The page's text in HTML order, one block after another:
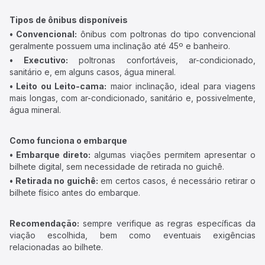
Tipos de ônibus disponíveis
• Convencional: ônibus com poltronas do tipo convencional
geralmente possuem uma inclinação até 45º e banheiro.
• Executivo: poltronas confortáveis, ar-condicionado,
sanitário e, em alguns casos, água mineral.
• Leito ou Leito-cama: maior inclinação, ideal para viagens
mais longas, com ar-condicionado, sanitário e, possivelmente,
água mineral.
Como funciona o embarque
• Embarque direto: algumas viações permitem apresentar o
bilhete digital, sem necessidade de retirada no guichê.
• Retirada no guichê: em certos casos, é necessário retirar o
bilhete físico antes do embarque.
Recomendação: sempre verifique as regras específicas da
viação escolhida, bem como eventuais exigências
relacionadas ao bilhete.